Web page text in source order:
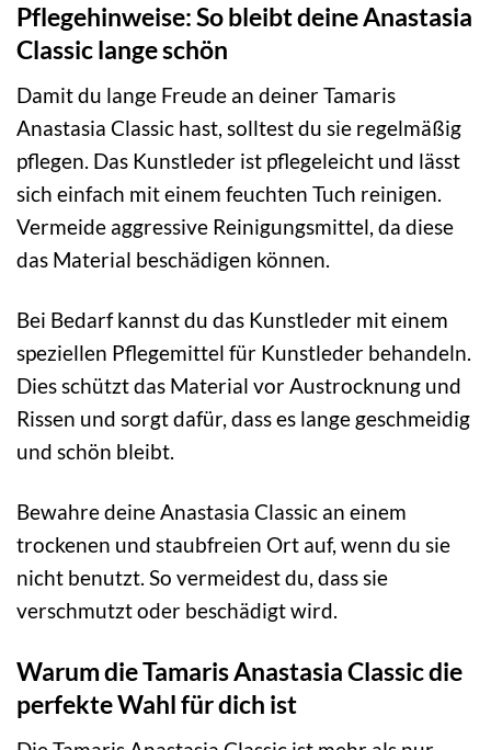
Pflegehinweise: So bleibt deine Anastasia
Classic lange schön
Damit du lange Freude an deiner Tamaris
Anastasia Classic hast, solltest du sie regelmäßig
pflegen. Das Kunstleder ist pflegeleicht und lässt
sich einfach mit einem feuchten Tuch reinigen.
Vermeide aggressive Reinigungsmittel, da diese
das Material beschädigen können.
Bei Bedarf kannst du das Kunstleder mit einem
speziellen Pflegemittel für Kunstleder behandeln.
Dies schützt das Material vor Austrocknung und
Rissen und sorgt dafür, dass es lange geschmeidig
und schön bleibt.
Bewahre deine Anastasia Classic an einem
trockenen und staubfreien Ort auf, wenn du sie
nicht benutzt. So vermeidest du, dass sie
verschmutzt oder beschädigt wird.
Warum die Tamaris Anastasia Classic die
perfekte Wahl für dich ist